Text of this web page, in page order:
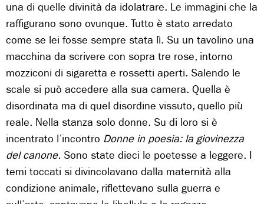
una di quelle divinità da idolatrare. Le immagini che la
raffigurano sono ovunque. Tutto è stato arredato
come se lei fosse sempre stata lì. Su un tavolino una
macchina da scrivere con sopra tre rose, intorno
mozziconi di sigaretta e rossetti aperti. Salendo le
scale si può accedere alla sua camera. Quella è
disordinata ma di quel disordine vissuto, quello più
reale. Nella stanza solo donne. Su di loro si è
incentrato l’incontro Donne in poesia: la giovinezza
del canone. Sono state dieci le poetesse a leggere. I
temi toccati si divincolavano dalla maternità alla
condizione animale, riflettevano sulla guerra e